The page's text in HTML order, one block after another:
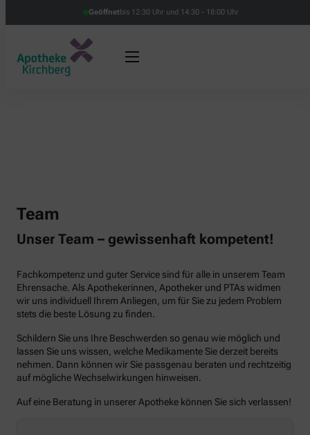
Geöffnetbis 12:30 Uhr und 14:30 - 18:00 Uhr
Team
Unser Team – gewissenhaft kompetent!
Fachkompetenz und guter Service sind für alle in unserem Team
Ehrensache. Als Apothekerinnen, Apotheker und PTAs widmen
wir uns individuell Ihrem Anliegen, um für Sie zu jedem Problem
stets die beste Lösung zu finden.
Schildern Sie uns Ihre Beschwerden so genau wie möglich und
lassen Sie uns wissen, welche Medikamente Sie derzeit bereits
nehmen. Dann können wir Sie passgenau beraten und rechtzeitig
auf mögliche Wechselwirkungen hinweisen.
Auf eine Beratung in unserer Apotheke können Sie sich verlassen!